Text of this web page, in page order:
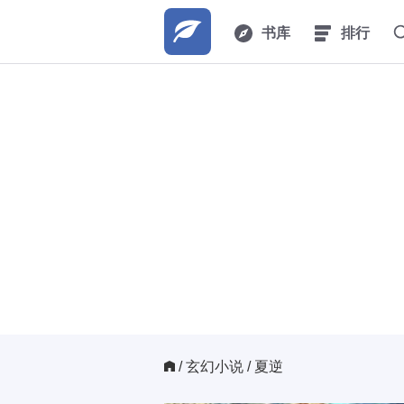
书库 排行
/ 玄幻小说 / 夏逆